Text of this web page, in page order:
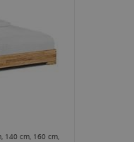
140 cm, 160 cm,